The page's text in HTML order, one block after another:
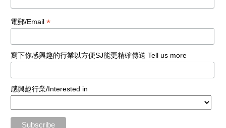
電郵/Email *
寫下你感興趣的行業以方便SJ能更精確傳送 Tell us more
感興趣行業/Interested in